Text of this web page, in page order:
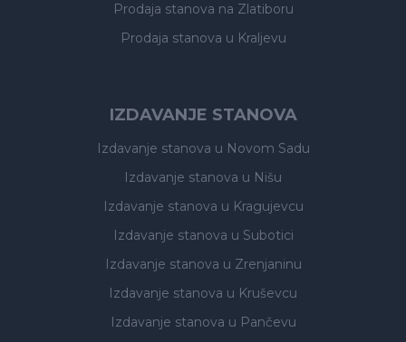
Prodaja stanova na Zlatiboru
Prodaja stanova u Kraljevu
IZDAVANJE STANOVA
Izdavanje stanova u Novom Sadu
Izdavanje stanova u Nišu
Izdavanje stanova u Kragujevcu
Izdavanje stanova u Subotici
Izdavanje stanova u Zrenjaninu
Izdavanje stanova u Kruševcu
Izdavanje stanova u Pančevu